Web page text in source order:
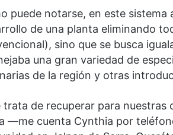
puede notarse, en este
de una planta eliminando
sino que se busca
una gran variedad de
de la región y otras
de recuperar para nuestras
—me cuenta Cynthia por